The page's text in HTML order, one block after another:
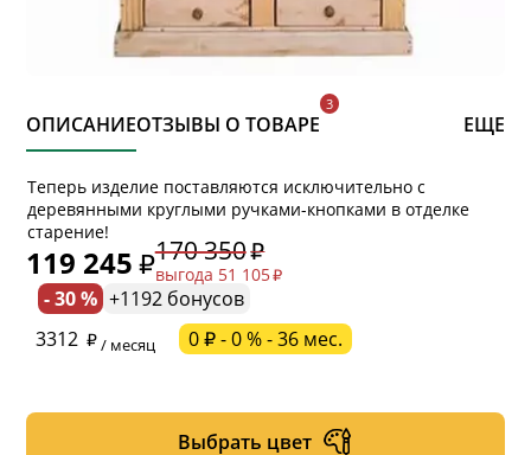
ОПИСАНИЕОТЗЫВЫ О ТОВАРЕ ЕЩЕ
Теперь изделие поставляются исключительно с
деревянными круглыми ручками-кнопками в отделке
старение!
119 245 170 350
выгода 51 105
- 30 % +1192 бонусов
3312
/ месяц 0 ₽ - 0 % - 36 мес.
Выбрать цвет
* обязательное поле